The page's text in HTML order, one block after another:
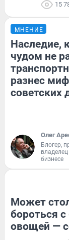
15
МНЕНИЕ
Наследие,
чудом не
разнес
советских
Олег
Блогер,
бизнесе
Может
бороться
овощей —